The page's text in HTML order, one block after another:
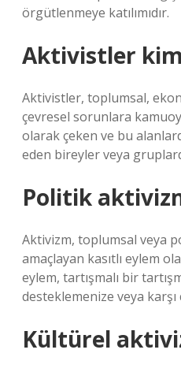
örgütlenmeye katılımıdır.
Aktivistler
Aktivistler, toplumsal,
çevresel sorunlara
olarak çeken ve bu
eden bireyler veya
Politik
Aktivizm, toplumsal veya
amaçlayan kasıtlı eylem
eylem, tartışmalı bir
desteklemenize veya karşı
Kültürel